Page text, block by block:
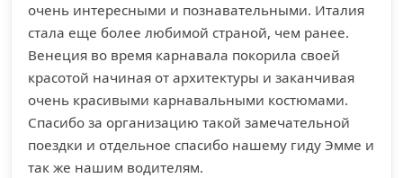
очень интересными и познавательными. Италия
стала еще более любимой страной, чем ранее.
Венеция во время карнавала покорила своей
красотой начиная от архитектуры и заканчивая
очень красивыми карнавальными костюмами.
Спасибо за организацию такой замечательной
поездки и отдельное спасибо нашему гиду Эмме и
так же нашим водителям.